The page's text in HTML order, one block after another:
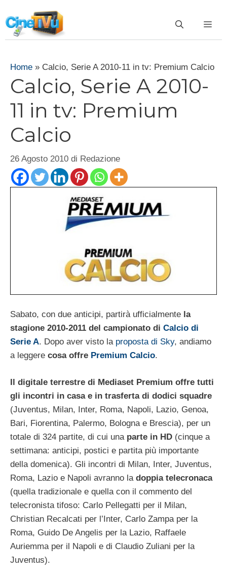
al
contenuto
Home » Calcio, Serie A 2010-11 in tv: Premium Calcio
Calcio, Serie A 2010-
11 in tv: Premium
Calcio
26 Agosto 2010 di Redazione
Sabato, con due anticipi, partirà ufficialmente la
stagione 2010-2011 del campionato di Calcio di
Serie A. Dopo aver visto la proposta di Sky, andiamo
a leggere cosa offre Premium Calcio.
Il digitale terrestre di Mediaset Premium offre tutti
gli incontri in casa e in trasferta di dodici squadre
(Juventus, Milan, Inter, Roma, Napoli, Lazio, Genoa,
Bari, Fiorentina, Palermo, Bologna e Brescia), per un
totale di 324 partite, di cui una parte in HD (cinque a
settimana: anticipi, postici e partita più importante
della domenica). Gli incontri di Milan, Inter, Juventus,
Roma, Lazio e Napoli avranno la doppia telecronaca
(quella tradizionale e quella con il commento del
telecronista tifoso: Carlo Pellegatti per il Milan,
Christian Recalcati per l’Inter, Carlo Zampa per la
Roma, Guido De Angelis per la Lazio, Raffaele
Auriemma per il Napoli e di Claudio Zuliani per la
Juventus).